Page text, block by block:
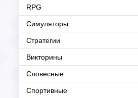
RPG
Симуляторы
Стратегии
Викторины
Словесные
Спортивные